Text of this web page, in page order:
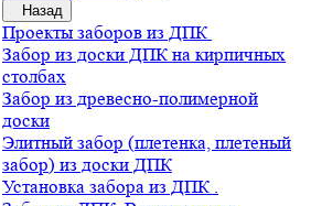
Назад
Проекты заборов из ДПК
Забор из доски ДПК на кирпичных
столбах
Забор из древесно-полимерной
доски
Элитный забор (плетенка, плетеный
забор) из доски ДПК
Установка забора из ДПК .